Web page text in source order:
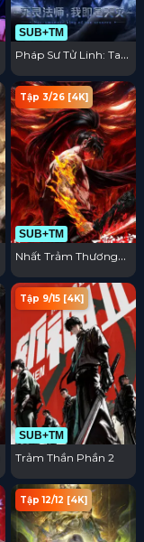
SUB+TM
Pháp Sư Tử Linh: Ta
Chính Là Thiên Tai
SUB+TM
Tập 3/26 [4K]
Nhất Trảm Thương
Khung
SUB+TM
Tập 9/15 [4K]
Trảm Thần Phần 2
Tập 12/12 [4K]